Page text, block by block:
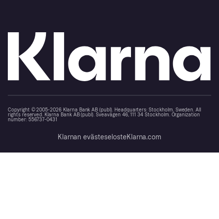
Copyright © 2005-2026 Klarna Bank AB (publ). Headquarters: Stockholm, Sweden. All
rights reserved. Klarna Bank AB (publ). Sveavägen 46, 111 34 Stockholm. Organization
number: 556737-0431
Klarnan evästeselosteKlarna.com